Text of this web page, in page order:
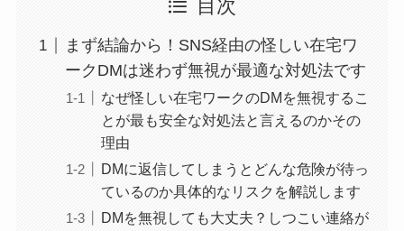
目次
まず結論から！SNS経由の怪しい在宅ワ
ークDMは迷わず無視が最適な対処法です
なぜ怪しい在宅ワークのDMを無視するこ
とが最も安全な対処法と言えるのかその
理由
DMに返信してしまうとどんな危険が待っ
ているのか具体的なリスクを解説します
DMを無視しても大丈夫？しつこい連絡が